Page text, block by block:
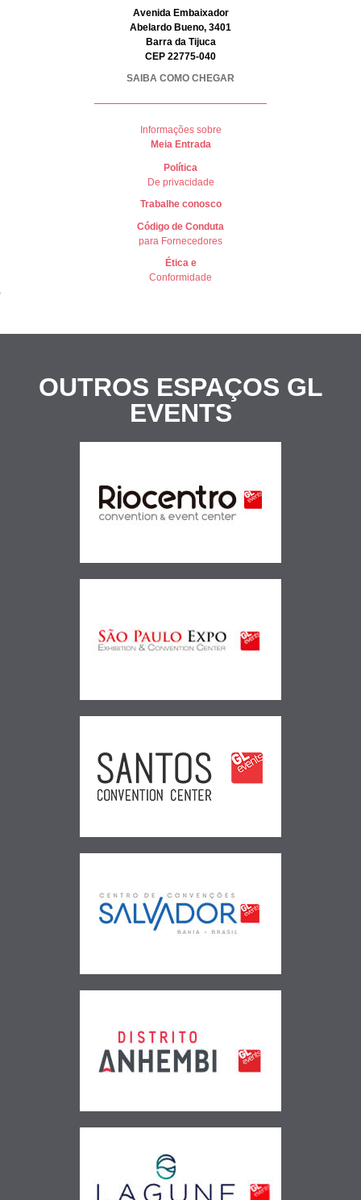
Avenida Embaixador
Abelardo Bueno, 3401
Barra da Tijuca
CEP 22775-040
SAIBA COMO CHEGAR
Informações sobre
Meia Entrada
Política
De privacidade
Trabalhe conosco
Código de Conduta
para Fornecedores
Ética e
Conformidade
OUTROS ESPAÇOS GL
EVENTS